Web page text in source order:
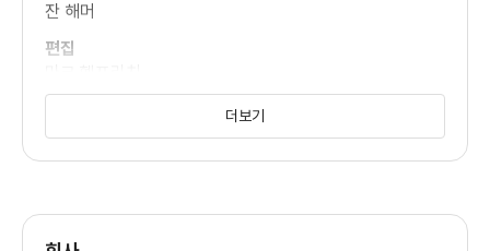
잔 해머
편집
필립 레오날드
더보기